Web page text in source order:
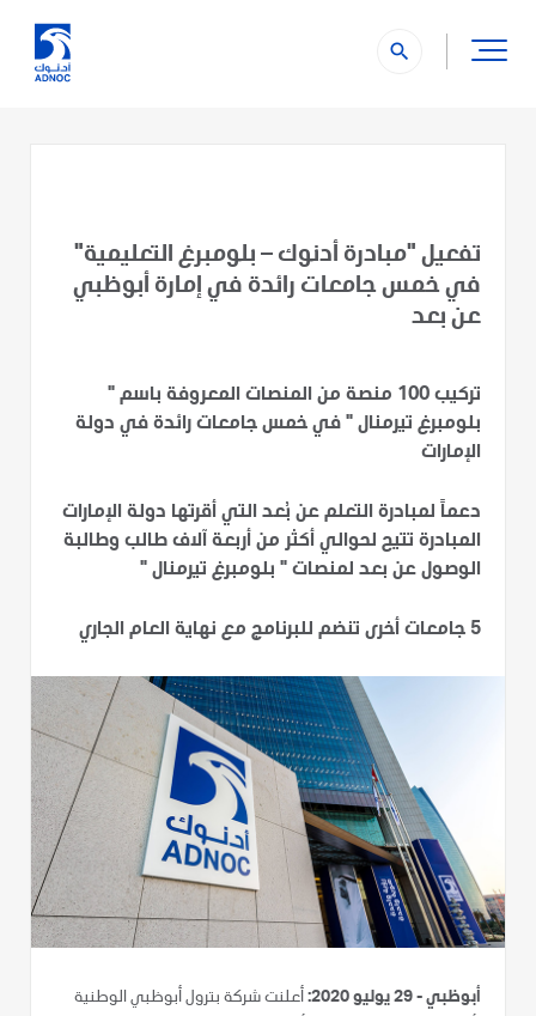
search
تفعيل "مبادرة أدنوك – بلومبرغ التعليمية"
في خمس جامعات رائدة في إمارة أبوظبي
عن بعد
تركيب 100 منصة من المنصات المعروفة باسم "
بلومبرغ تيرمنال " في خمس جامعات رائدة في دولة
الإمارات
دعماً لمبادرة التعلم عن بُعد التي أقرتها دولة الإمارات
المبادرة تتيح لحوالي أكثر من أربعة آلاف طالب وطالبة
الوصول عن بعد لمنصات " بلومبرغ تيرمنال "
5 جامعات أخرى تنضم للبرنامج مع نهاية العام الجاري
أبوظبي - 29 يوليو 2020:
أعلنت شركة بترول أبوظبي الوطنية